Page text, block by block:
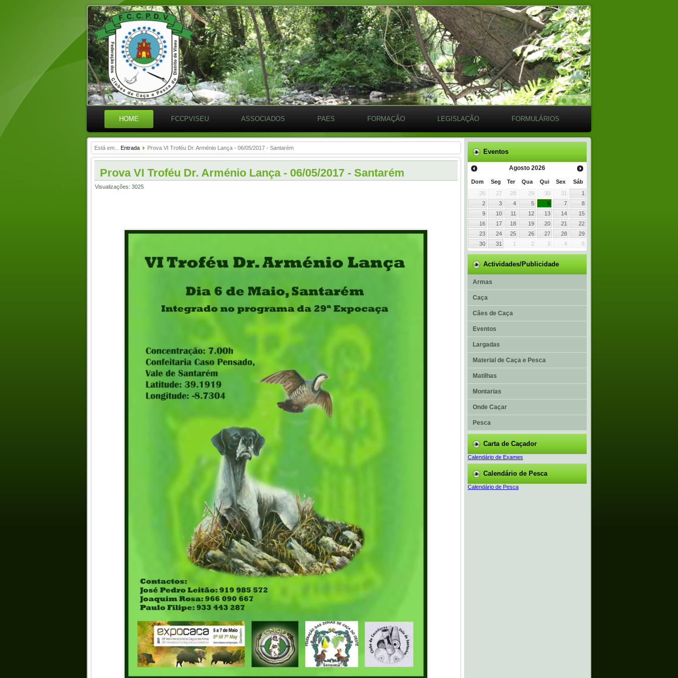
HOME FCCPVISEU ASSOCIADOS PAES FORMAÇÃO LEGISLAÇÃO FORMULÁRIOS
Está em... Entrada Prova VI Troféu Dr. Arménio Lança - 06/05/2017 - Santarém
Prova VI Troféu Dr. Arménio Lança - 06/05/2017 - Santarém
Visualizações: 3025
Eventos
Agosto 2026
Dom Seg Ter Qua Qui Sex
Sáb
26
27 28 29 30 31
1
2
3 4 5 6 7
8
9
10 11 12 13 14
15
16
17 18 19 20 21
22
23
24 25 26 27 28
29
30
31 1 2 3 4 5
Actividades/Publicidade
Armas
Caça
Cães de Caça
Eventos
Largadas
Material de Caça e Pesca
Matilhas
Montarias
Onde Caçar
Pesca
Carta de Caçador
Calendário de Exames
Calendário de Pesca
Calendário de Pesca